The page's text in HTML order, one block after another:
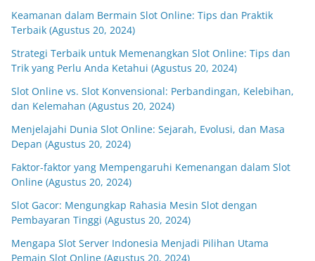
Keamanan dalam Bermain Slot Online: Tips dan Praktik
Terbaik (Agustus 20, 2024)
Strategi Terbaik untuk Memenangkan Slot Online: Tips dan
Trik yang Perlu Anda Ketahui (Agustus 20, 2024)
Slot Online vs. Slot Konvensional: Perbandingan, Kelebihan,
dan Kelemahan (Agustus 20, 2024)
Menjelajahi Dunia Slot Online: Sejarah, Evolusi, dan Masa
Depan (Agustus 20, 2024)
Faktor-faktor yang Mempengaruhi Kemenangan dalam Slot
Online (Agustus 20, 2024)
Slot Gacor: Mengungkap Rahasia Mesin Slot dengan
Pembayaran Tinggi (Agustus 20, 2024)
Mengapa Slot Server Indonesia Menjadi Pilihan Utama
Pemain Slot Online (Agustus 20, 2024)